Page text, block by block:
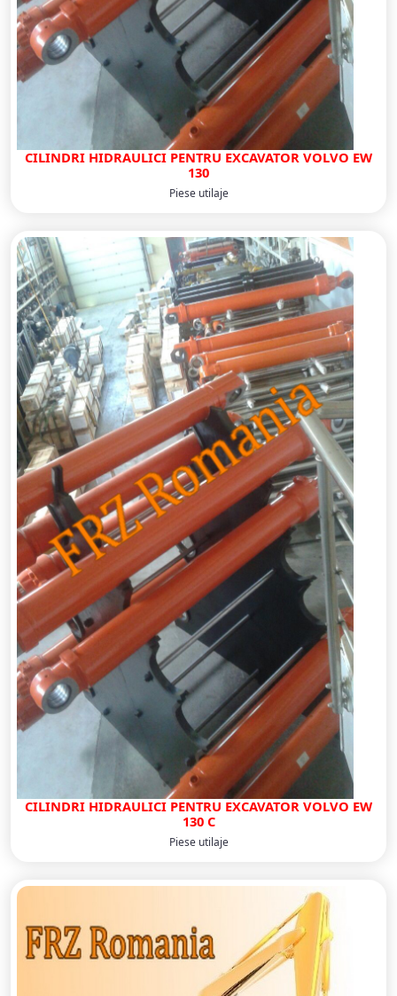
CILINDRI HIDRAULICI PENTRU EXCAVATOR VOLVO EW
130
Piese utilaje
CILINDRI HIDRAULICI PENTRU EXCAVATOR VOLVO EW
130 C
Piese utilaje